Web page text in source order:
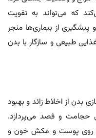
که می‌تواند به تقویت
پیشگیری از بیماری‌ها منجر
طبیعی و سازگار با بدن
از اخلاط زائد و بهبود
حجامت و فصد می‌پردازد.
روی پوست و مکش خون و